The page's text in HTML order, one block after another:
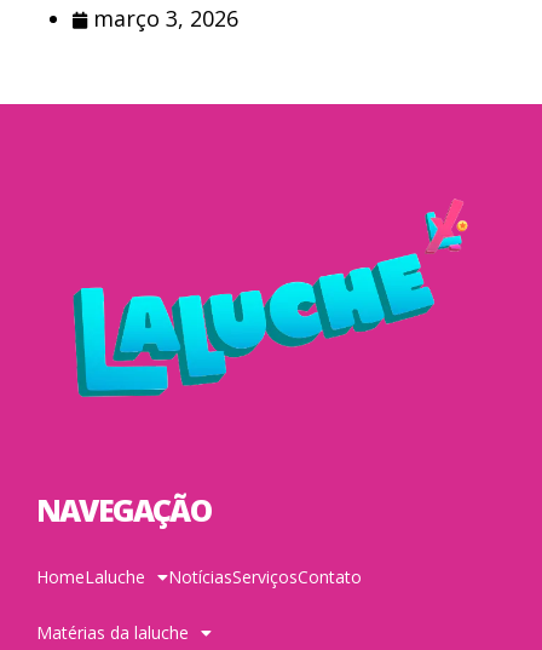
março 3, 2026
NAVEGAÇÃO
HomeLaluche NotíciasServiçosContato
Matérias da laluche